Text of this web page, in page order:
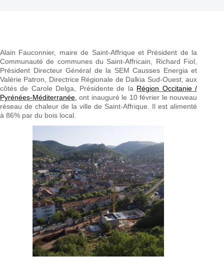
Alain Fauconnier, maire de Saint-Affrique et Président de la
Communauté de communes du Saint-Affricain, Richard Fiol,
Président Directeur Général de la SEM Causses Energia et
Valérie Patron, Directrice Régionale de Dalkia Sud-Ouest, aux
côtés de Carole Delga, Présidente de la Région Occitanie /
Pyrénées-Méditerranée, ont inauguré le 10 février le nouveau
réseau de chaleur de la ville de Saint-Affrique. Il est alimenté
à 86% par du bois local.